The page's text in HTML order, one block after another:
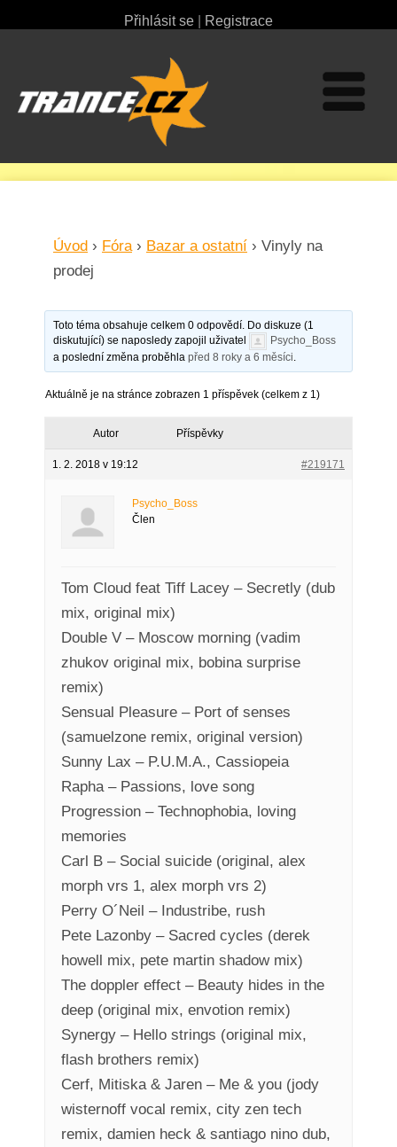
Přihlásit se Registrace
Úvod › Fóra › Bazar a ostatní › Vinyly na
prodej
Toto téma obsahuje celkem 0 odpovědí. Do diskuze (1
diskutující) se naposledy zapojil uživatel
Psycho_Boss
a poslední změna proběhlapřed 8 roky a 6 měsíci.
Aktuálně je na stránce zobrazen 1 příspěvek (celkem z 1)
Autor Příspěvky
1. 2. 2018 v 19:12 #219171
Psycho_Boss
Člen
Tom Cloud feat Tiff Lacey – Secretly (dub
mix, original mix)
Double V – Moscow morning (vadim
zhukov original mix, bobina surprise
remix)
Sensual Pleasure – Port of senses
(samuelzone remix, original version)
Sunny Lax – P.U.M.A., Cassiopeia
Rapha – Passions, love song
Progression – Technophobia, loving
memories
Carl B – Social suicide (original, alex
morph vrs 1, alex morph vrs 2)
Perry O´Neil – Industribe, rush
Pete Lazonby – Sacred cycles (derek
howell mix, pete martin shadow mix)
The doppler effect – Beauty hides in the
deep (original mix, envotion remix)
Synergy – Hello strings (original mix,
flash brothers remix)
Cerf, Mitiska & Jaren – Me & you (jody
wisternoff vocal remix, city zen tech
remix, damien heck & santiago nino dub,